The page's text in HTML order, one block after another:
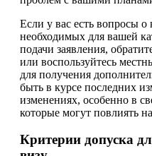
Если у вас есть вопросы
необходимых для вашей
подачи заявления,
или воспользуйтесь
для получения
быть в курсе последних
изменениях, особенно в
которые могут повлиять
Критерии допуска